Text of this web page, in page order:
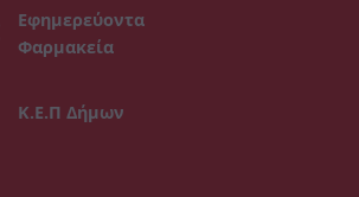
Εφημερεύοντα
Φαρμακεία
Κ.Ε.Π Δήμων